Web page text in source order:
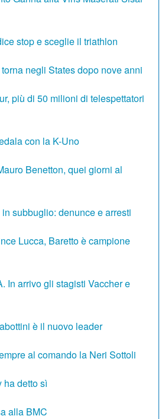
stop e sceglie il triathlon
negli States dopo nove anni
più di 50 milioni di telespettatori
con la K-Uno
Benetton, quei giorni al
subbuglio: denunce e arresti
Lucca, Baretto è campione
In arrivo gli stagisti Vaccher e
è il nuovo leader
al comando la Neri Sottoli
ha detto sì
alla BMC